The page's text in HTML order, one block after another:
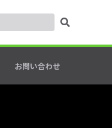
お問い合わせ